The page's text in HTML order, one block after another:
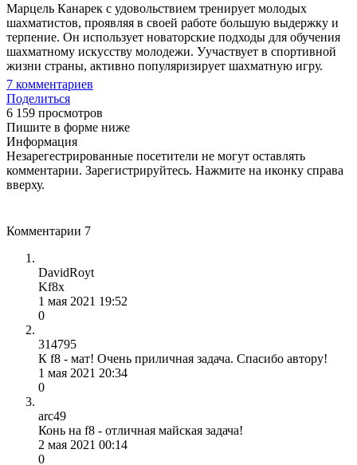
Марцель Канарек с удовольствием тренирует молодых
шахматистов, проявляя в своей работе большую выдержку и
терпение. Он использует новаторские подходы для обучения
шахматному искусству молодежи. Уучаствует в спортивной
жизни страны, активно популяризирует шахматную игру.
7 комментариев
Поделиться
6 159 просмотров
Пишите в форме ниже
Информация
Незарегестрированные посетители не могут оставлять
комментарии. Зарегистрируйтесь. Нажмите на иконку справа
вверху.
Комментарии 7
DavidRoyt
Kf8x
1 мая 2021 19:52
0
314795
К f8 - мат! Очень приличная задача. Спасибо автору!
1 мая 2021 20:34
0
arc49
Конь на f8 - отличная майская задача!
2 мая 2021 00:14
0